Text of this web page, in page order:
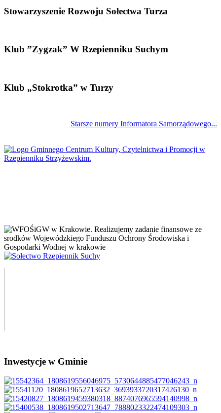
Stowarzyszenie Rozwoju Sołectwa Turza
Klub ”Zygzak” W Rzepienniku Suchym
Klub „Stokrotka” w Turzy
Starsze numery Informatora Samorządowego...
Inwestycje w Gminie